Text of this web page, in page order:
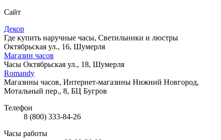
Сайт
Декор
Где купить наручные часы, Светильники и люстры
Октябрьская ул., 16, Шумерля
Магазин часов
Часы Октябрьская ул., 18, Шумерля
Romandy
Магазины часов, Интернет-магазины Нижний Новгород,
Мотальный пер., 8, БЦ Бугров
Телефон
8 (800) 333-84-26
Часы работы